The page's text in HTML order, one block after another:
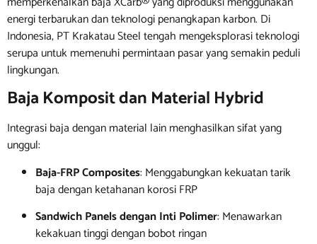
energi terbarukan dan teknologi penangkapan karbon. Di
Indonesia, PT Krakatau Steel tengah mengeksplorasi teknologi
serupa untuk memenuhi permintaan pasar yang semakin peduli
lingkungan.
Baja Komposit dan Material Hybrid
Integrasi baja dengan material lain menghasilkan sifat yang
unggul:
Baja-FRP Composites: Menggabungkan kekuatan tarik
baja dengan ketahanan korosi FRP
Sandwich Panels dengan Inti Polimer: Menawarkan
kekakuan tinggi dengan bobot ringan